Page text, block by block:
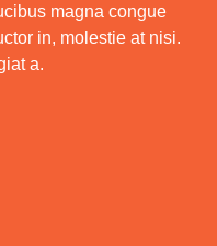
magna congue
in, molestie at nisi.
a.